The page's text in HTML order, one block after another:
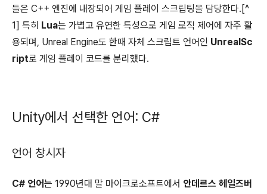
들은 C++ 엔진에 내장되어 게임 플레이 스크립팅을 담당한다.[^
1] 특히 Lua는 가볍고 유연한 특성으로 게임 로직 제어에 자주 활
용되며, Unreal Engine도 한때 자체 스크립트 언어인 UnrealSc
ript로 게임 플레이 코드를 분리했다.
Unity에서 선택한 언어: C#
언어 창시자
C# 언어는 1990년대 말 마이크로소프트에서 안데르스 헤일즈버